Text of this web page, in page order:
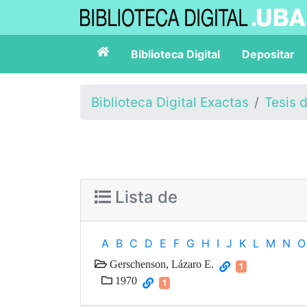
Biblioteca Digital Depositar
Biblioteca Digital Exactas Tesis
Lista de
A B C D E F G H I J K L M N O
Gerschenson, Lázaro E. 1
1970 1